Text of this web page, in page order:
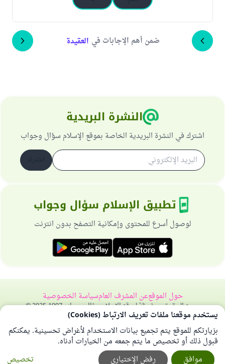
ضمن أهم الإجابات في العقيدة
النشرة البريدية
اشترك في النشرة البريدية الخاصة بموقع الإسلام سؤال وجواب
تطبيق الإسلام سؤال وجواب
لوصول أسرع للمحتوى وإمكانية التصفح بدون انترنت
حول الموقععن المشرف العامسياسة الخصوصية
جميع الحقوق محفوظة لموقع الإسلام سؤال وجواب 1997-2025 ©
يستخدم موقعنا ملفات تعريف الارتباط (Cookies)
بزيارتكم للموقع يتم تجميع بيانات الاستخدام لأغراض تحسينية. يمكنكم
قبول ذلك أو تخصيص ما يتم جمعه من الخيارات أدناه.
تخصيص
رفض الإختياري موافق